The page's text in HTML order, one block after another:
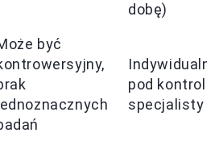
dobę)
być
pod kontrolą
specjalisty